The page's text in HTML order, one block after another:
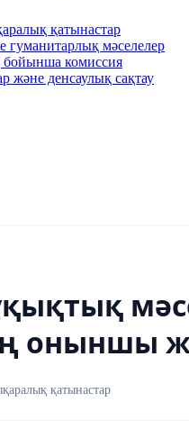
қатынастар
гуманитарлық мәселелер
комиссия
және денсаулық сақтау
оныншы
қатынастар